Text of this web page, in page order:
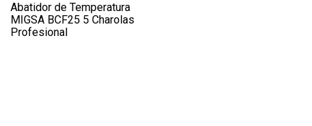
Abatidor de Temperatura
MIGSA BCF25 5 Charolas
Profesional